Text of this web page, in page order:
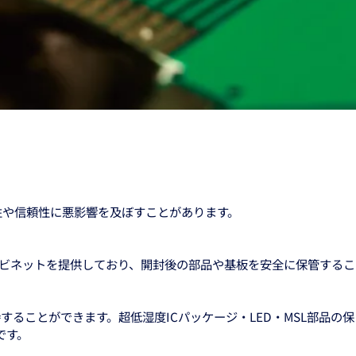
頼性に悪影響を及ぼすことがあります。
ットを提供しており、開封後の部品や基板を安全に保管するこ
ことができます。超低湿度ICパッケージ・LED・MSL部品の保
。